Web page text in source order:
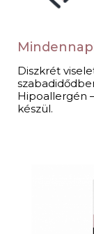
Diszkrét
Hipoallergén
készül.​